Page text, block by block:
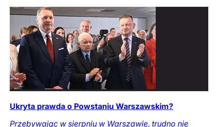
Ukryta prawda o Powstaniu Warszawskim?
Przebywając w sierpniu w Warszawie, trudno nie